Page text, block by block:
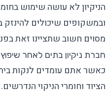
הניקיון לא עושה שימוש
ובמשקופים שיכולים
מסוים חשוב שתציינו זאת
חברת ניקיון בתים לאחר שיפוץ
כאשר אתם עומדים לנקות
הציוד וחומרי הניקוי הנדרשים.